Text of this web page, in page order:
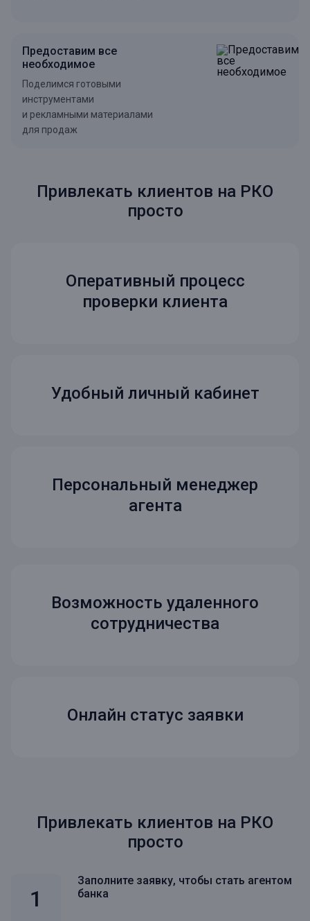
Предоставим все
необходимое
Поделимся готовыми
инструментами
и рекламными материалами
для продаж
Привлекать клиентов на РКО
просто
Оперативный процесс
проверки клиента
Удобный личный кабинет
Персональный менеджер
агента
Возможность удаленного
сотрудничества
Онлайн статус заявки
Привлекать клиентов на РКО
просто
Заполните заявку, чтобы стать агентом
банка